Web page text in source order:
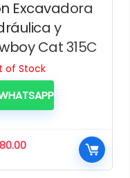
Excavadora
y
Cat 315C
of Stock